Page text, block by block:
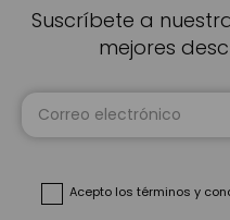
Suscríbete a
mejores
Acepto los términos y